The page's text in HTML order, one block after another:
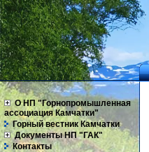
О НП "Горнопромышленная
ассоциация Камчатки"
Горный вестник Камчатки
Документы НП "ГАК"
Контакты